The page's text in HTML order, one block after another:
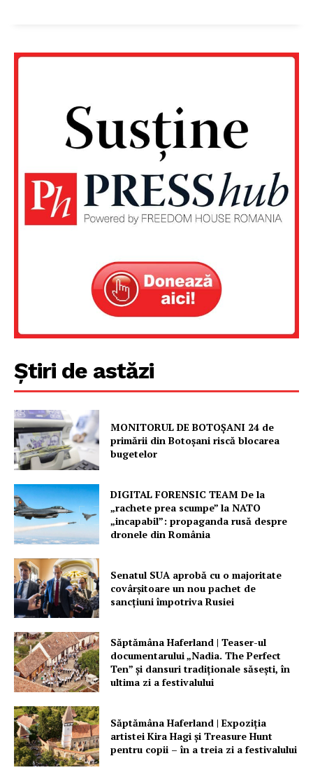
Un proiect
PRESShub
Proiecte editoriale
Contact
Știri de astăzi
MONITORUL DE BOTOȘANI 24 de
primării din Botoșani riscă blocarea
bugetelor
DIGITAL FORENSIC TEAM De la
„rachete prea scumpe” la NATO
„incapabil”: propaganda rusă despre
dronele din România
Senatul SUA aprobă cu o majoritate
covârșitoare un nou pachet de
sancțiuni împotriva Rusiei
Săptămâna Haferland | Teaser-ul
documentarului „Nadia. The Perfect
Ten” şi dansuri tradiţionale săseşti, în
ultima zi a festivalului
Săptămâna Haferland | Expoziţia
artistei Kira Hagi şi Treasure Hunt
pentru copii – în a treia zi a festivalului